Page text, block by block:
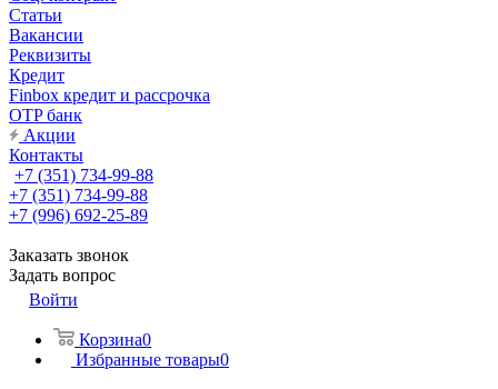
Статьи
Вакансии
Реквизиты
Кредит
Finbox кредит и рассрочка
OTP банк
Акции
Контакты
+7 (351) 734-99-88
+7 (351) 734-99-88
+7 (996) 692-25-89
Заказать звонок
Задать вопрос
Войти
Корзина0
Избранные товары0